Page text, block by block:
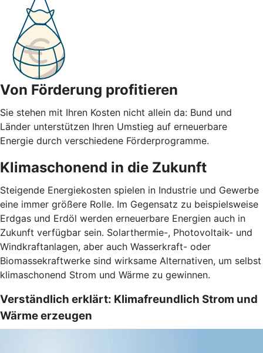
Von Förderung profitieren
Sie stehen mit Ihren Kosten nicht allein da: Bund und
Länder unterstützen Ihren Umstieg auf erneuerbare
Energie durch verschiedene Förderprogramme.
Klimaschonend in die Zukunft
Steigende Energiekosten spielen in Industrie und Gewerbe
eine immer größere Rolle. Im Gegensatz zu beispielsweise
Erdgas und Erdöl werden erneuerbare Energien auch in
Zukunft verfügbar sein. Solarthermie-, Photovoltaik- und
Windkraftanlagen, aber auch Wasserkraft- oder
Biomassekraftwerke sind wirksame Alternativen, um selbst
klimaschonend Strom und Wärme zu gewinnen.
Verständlich erklärt: Klimafreundlich Strom und
Wärme erzeugen